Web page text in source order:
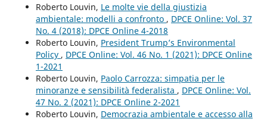
Roberto Louvin, Le molte vie della giustizia
ambientale: modelli a confronto , DPCE Online: Vol. 37
No. 4 (2018): DPCE Online 4-2018
Roberto Louvin, President Trump’s Environmental
Policy , DPCE Online: Vol. 46 No. 1 (2021): DPCE Online
1-2021
Roberto Louvin, Paolo Carrozza: simpatia per le
minoranze e sensibilità federalista , DPCE Online: Vol.
47 No. 2 (2021): DPCE Online 2-2021
Roberto Louvin, Democrazia ambientale e accesso alla